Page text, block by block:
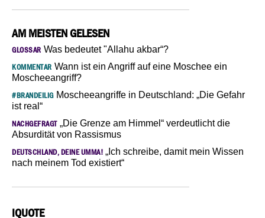
AM MEISTEN GELESEN
GLOSSAR Was bedeutet "Allahu akbar“?
KOMMENTAR Wann ist ein Angriff auf eine Moschee ein
Moscheeangriff?
#BRANDEILIGMoscheeangriffe in Deutschland: „Die Gefahr
ist real“
NACHGEFRAGT„Die Grenze am Himmel“ verdeutlicht die
Absurdität von Rassismus
DEUTSCHLAND, DEINE UMMA! „Ich schreibe, damit mein Wissen
nach meinem Tod existiert“
IQUOTE